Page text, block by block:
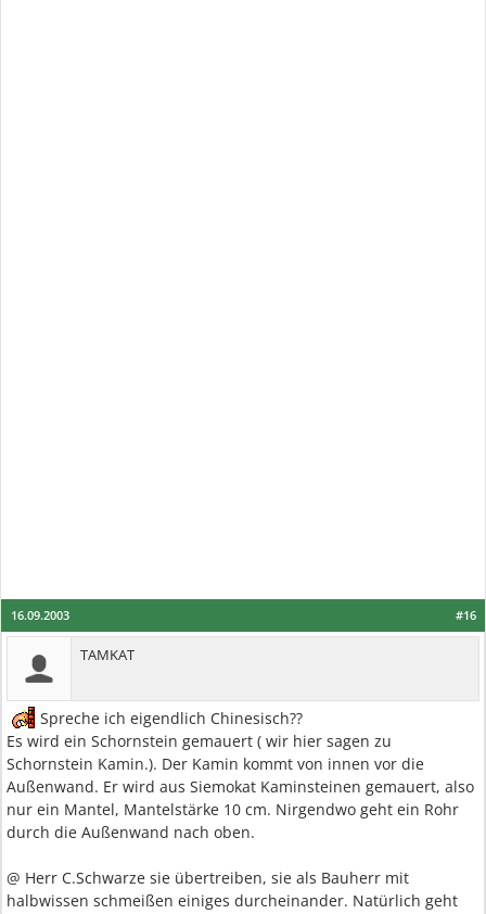
#16
16.09.2003
TAMKAT
Spreche ich eigendlich Chinesisch??
Es wird ein Schornstein gemauert ( wir hier sagen zu
Schornstein Kamin.). Der Kamin kommt von innen vor die
Außenwand. Er wird aus Siemokat Kaminsteinen gemauert, also
nur ein Mantel, Mantelstärke 10 cm. Nirgendwo geht ein Rohr
durch die Außenwand nach oben.
@ Herr C.Schwarze sie übertreiben, sie als Bauherr mit
halbwissen schmeißen einiges durcheinander. Natürlich geht